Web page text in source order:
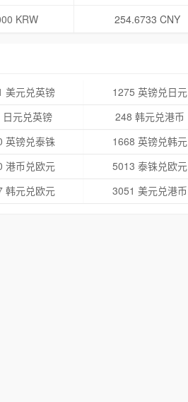
KRW 254.6733 CNY
美元兑英镑
1275 英镑兑日元
元兑英镑
248 韩元兑港币
英镑兑泰铢
1668 英镑兑韩元
港币兑欧元
5013 泰铢兑欧元
韩元兑欧元 3051 美元兑港币